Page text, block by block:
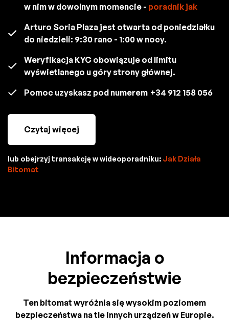
w nim w dowolnym momencie - poradnik jak
Arturo Soria Plaza jest otwarta od poniedziałku
do niedzieli: 9:30 rano - 1:00 w nocy.
Weryfikacja KYC obowiązuje od limitu
wyświetlanego u góry strony głównej.
Pomoc uzyskasz pod numerem +34 912 158 056
Czytaj więcej
lub obejrzyj transakcję w wideoporadniku: Jak Działa
Bitomat
Informacja o
bezpieczeństwie
Ten bitomat wyróżnia się wysokim poziomem
bezpieczeństwa na tle innych urządzeń w Europie.